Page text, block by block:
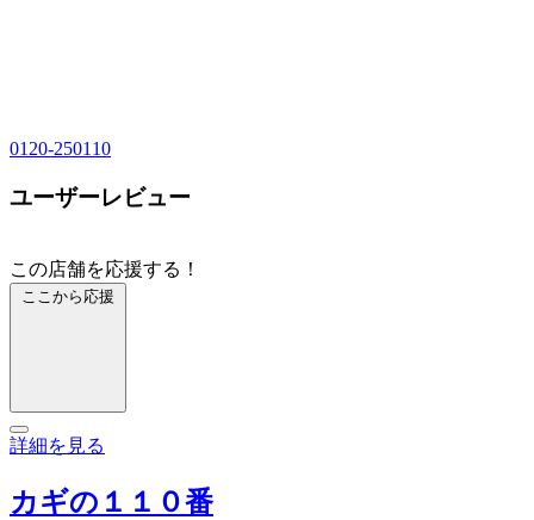
0120-250110
ユーザーレビュー
この店舗を応援する！
ここから応援
詳細を見る
カギの１１０番